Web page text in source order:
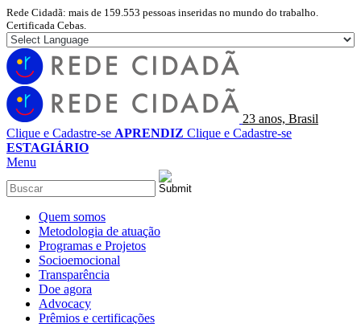
Rede Cidadã: mais de 159.553 pessoas inseridas no mundo do trabalho.
Certificada Cebas.
23 anos, Brasil
Clique e Cadastre-se APRENDIZ Clique e Cadastre-se
ESTAGIÁRIO
Menu
Quem somos
Metodologia de atuação
Programas e Projetos
Socioemocional
Transparência
Doe agora
Advocacy
Prêmios e certificações